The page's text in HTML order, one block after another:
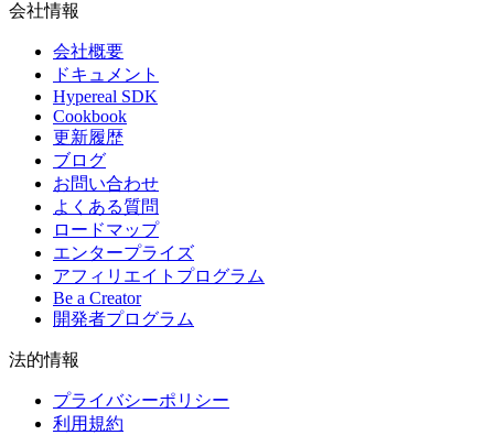
会社情報
会社概要
ドキュメント
Hypereal SDK
Cookbook
更新履歴
ブログ
お問い合わせ
よくある質問
ロードマップ
エンタープライズ
アフィリエイトプログラム
Be a Creator
開発者プログラム
法的情報
プライバシーポリシー
利用規約